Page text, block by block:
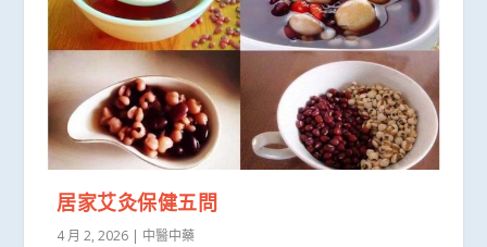
居家艾灸保健五問
4 月 2, 2026 | 中醫中藥